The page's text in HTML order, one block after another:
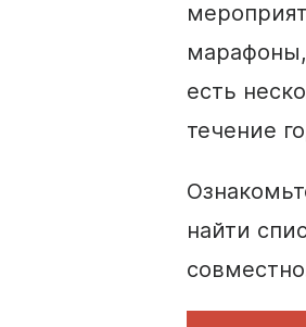
есть
течение
найти